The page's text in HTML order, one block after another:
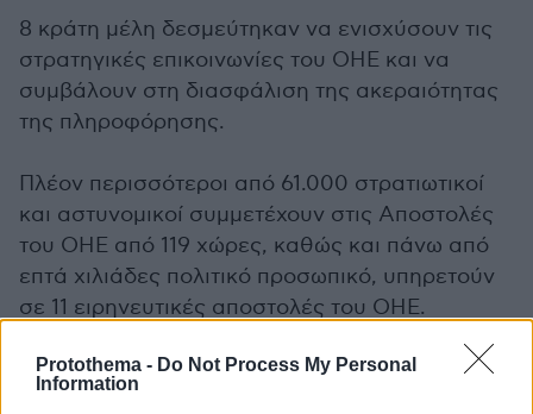
Protothema - Do Not Process My Personal
Information
8 κράτη μέλη δεσμεύτηκαν να ενισχύσουν τις
στρατηγικές επικοινωνίες του ΟΗΕ και να
συμβάλουν στη διασφάλιση της ακεραιότητας
της πληροφόρησης.
Πλέον περισσότεροι από 61.000 στρατιωτικοί
και αστυνομικοί συμμετέχουν στις Αποστολές
του ΟΗΕ από 119 χώρες, καθώς και πάνω από
επτά χιλιάδες πολιτικό προσωπικό, υπηρετούν
σε 11 ειρηνευτικές αποστολές του ΟΗΕ.
Η Υπουργική Διάσκεψη στο Βερολίνο αποτελεί